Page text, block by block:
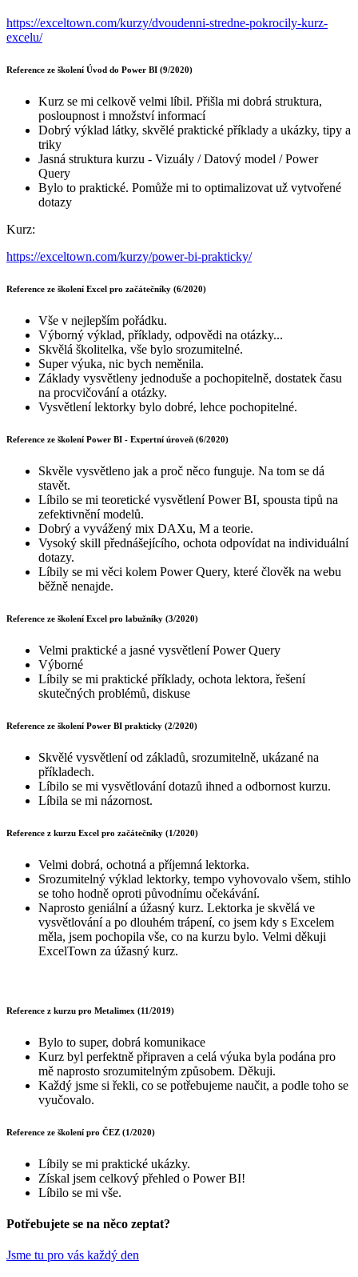
https://exceltown.com/kurzy/dvoudenni-stredne-pokrocily-kurz-
excelu/
Reference ze školení Úvod do Power BI (9/2020)
Kurz se mi celkově velmi líbil. Přišla mi dobrá struktura,
posloupnost i množství informací
Dobrý výklad látky, skvělé praktické příklady a ukázky, tipy a
triky
Jasná struktura kurzu - Vizuály / Datový model / Power
Query
Bylo to praktické. Pomůže mi to optimalizovat už vytvořené
dotazy
Kurz:
https://exceltown.com/kurzy/power-bi-prakticky/
Reference ze školení Excel pro začátečníky (6/2020)
Vše v nejlepším pořádku.
Výborný výklad, příklady, odpovědi na otázky...
Skvělá školitelka, vše bylo srozumitelné.
Super výuka, nic bych neměnila.
Základy vysvětleny jednoduše a pochopitelně, dostatek času
na procvičování a otázky.
Vysvětlení lektorky bylo dobré, lehce pochopitelné.
Reference ze školení Power BI - Expertní úroveň (6/2020)
Skvěle vysvětleno jak a proč něco funguje. Na tom se dá
stavět.
Líbilo se mi teoretické vysvětlení Power BI, spousta tipů na
zefektivnění modelů.
Dobrý a vyvážený mix DAXu, M a teorie.
Vysoký skill přednášejícího, ochota odpovídat na individuální
dotazy.
Líbily se mi věci kolem Power Query, které člověk na webu
běžně nenajde.
Reference ze školení Excel pro labužníky (3/2020)
Velmi praktické a jasné vysvětlení Power Query
Výborné
Líbily se mi praktické příklady, ochota lektora, řešení
skutečných problémů, diskuse
Reference ze školení Power BI prakticky (2/2020)
Skvělé vysvětlení od základů, srozumitelně, ukázané na
příkladech.
Líbilo se mi vysvětlování dotazů ihned a odbornost kurzu.
Líbila se mi názornost.
Reference z kurzu Excel pro začátečníky (1/2020)
Velmi dobrá, ochotná a příjemná lektorka.
Srozumitelný výklad lektorky, tempo vyhovovalo všem, stihlo
se toho hodně oproti původnímu očekávání.
Naprosto geniální a úžasný kurz. Lektorka je skvělá ve
vysvětlování a po dlouhém trápení, co jsem kdy s Excelem
měla, jsem pochopila vše, co na kurzu bylo. Velmi děkuji
ExcelTown za úžasný kurz.
Reference z kurzu pro Metalimex (11/2019)
Bylo to super, dobrá komunikace
Kurz byl perfektně připraven a celá výuka byla podána pro
mě naprosto srozumitelným způsobem. Děkuji.
Každý jsme si řekli, co se potřebujeme naučit, a podle toho se
vyučovalo.
Reference ze školení pro ČEZ (1/2020)
Líbily se mi praktické ukázky.
Získal jsem celkový přehled o Power BI!
Líbilo se mi vše.
Potřebujete se na něco zeptat?
Jsme tu pro vás každý den